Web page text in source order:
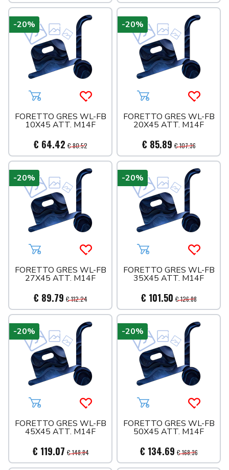
Aggiungi al carrelloAcquista più tardi
FORETTO GRES WL-FB
10X45 ATT. M14F
€ 64.42 € 80.52
-20%
Aggiungi al carrello
FORETTO GRES WL-FB
20X45 ATT. M14F
€ 85.89 € 107.36
-20%
Aggiungi al carrelloAcquista più tardi
FORETTO GRES WL-FB
27X45 ATT. M14F
€ 89.79 € 112.24
-20%
Aggiungi al carrello
FORETTO GRES WL-FB
35X45 ATT. M14F
€ 101.50 € 126.88
-20%
Aggiungi al carrelloAcquista più tardi
FORETTO GRES WL-FB
45X45 ATT. M14F
€ 119.07 € 148.84
-20%
Aggiungi al carrello
FORETTO GRES WL-FB
50X45 ATT. M14F
€ 134.69 € 168.36
-20%